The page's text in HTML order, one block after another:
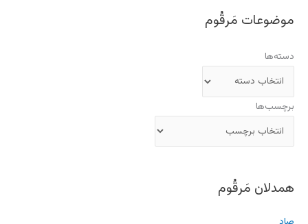
موضوعات مَرقُوم
دسته‌ها
برچسب‌ها
همدلان مَرقُوم